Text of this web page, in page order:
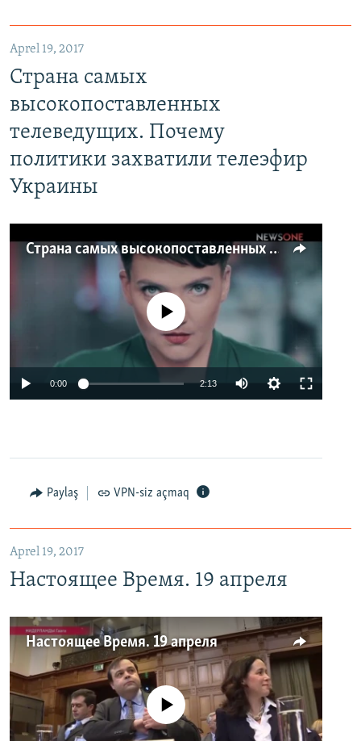
Aprel 19, 2017
Страна самых
высокопоставленных
телеведущих. Почему
политики захватили телеэфир
Украины
Страна самых высокопоставленных телеведущих. Почему политики захватили телеэфир Украины
No media source currently available
0:00 2:13
Paylaş VPN-siz açmaq
Aprel 19, 2017
Настоящее Время. 19 апреля
Настоящее Время. 19 апреля
No media source currently available